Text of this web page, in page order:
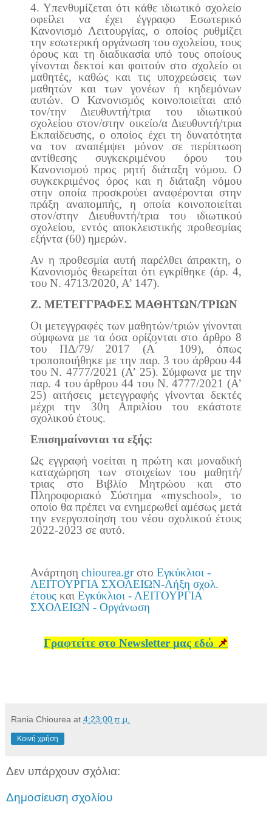
4. Υπενθυμίζεται ότι κάθε ιδιωτικό σχολείο
οφείλει να έχει έγγραφο Εσωτερικό
Κανονισμό Λειτουργίας, ο οποίος ρυθμίζει
την εσωτερική οργάνωση του σχολείου, τους
όρους και τη διαδικασία υπό τους οποίους
γίνονται δεκτοί και φοιτούν στο σχολείο οι
μαθητές, καθώς και τις υποχρεώσεις των
μαθητών και των γονέων ή κηδεμόνων
αυτών. Ο Κανονισμός κοινοποιείται από
τον/την Διευθυντή/τρια του ιδιωτικού
σχολείου στον/στην οικείο/α Διευθυντή/τρια
Εκπαίδευσης, ο οποίος έχει τη δυνατότητα
να τον αναπέμψει μόνον σε περίπτωση
αντίθεσης συγκεκριμένου όρου του
Κανονισμού προς ρητή διάταξη νόμου. Ο
συγκεκριμένος όρος και η διάταξη νόμου
στην οποία προσκρούει αναφέρονται στην
πράξη αναπομπής, η οποία κοινοποιείται
στον/στην Διευθυντή/τρια του ιδιωτικού
σχολείου, εντός αποκλειστικής προθεσμίας
εξήντα (60) ημερών.
Αν η προθεσμία αυτή παρέλθει άπρακτη, ο
Κανονισμός θεωρείται ότι εγκρίθηκε (άρ. 4,
του Ν. 4713/2020, Α’ 147).
Ζ. ΜΕΤΕΓΓΡΑΦΕΣ ΜΑΘΗΤΩΝ/ΤΡΙΩΝ
Οι μετεγγραφές των μαθητών/τριών γίνονται
σύμφωνα με τα όσα ορίζονται στο άρθρο 8
του ΠΔ/79/ 2017 (Α ́ 109), όπως
τροποποιήθηκε με την παρ. 3 του άρθρου 44
του Ν. 4777/2021 (Α’ 25). Σύμφωνα με την
παρ. 4 του άρθρου 44 του Ν. 4777/2021 (Α’
25) αιτήσεις μετεγγραφής γίνονται δεκτές
μέχρι την 30η Απριλίου του εκάστοτε
σχολικού έτους.
Επισημαίνονται τα εξής:
Ως εγγραφή νοείται η πρώτη και μοναδική
καταχώρηση των στοιχείων του μαθητή/
τριας στο Βιβλίο Μητρώου και στο
Πληροφοριακό Σύστημα «myschool», το
οποίο θα πρέπει να ενημερωθεί αμέσως μετά
την ενεργοποίηση του νέου σχολικού έτους
2022-2023 σε αυτό.
Ανάρτηση chiourea.grστο Εγκύκλιοι -
ΛΕΙΤΟΥΡΓΙΑ ΣΧΟΛΕΙΩΝ-Λήξη σχολ.
έτους και Εγκύκλιοι - ΛΕΙΤΟΥΡΓΙΑ
ΣΧΟΛΕΙΩΝ - Οργάνωση
Γραφτείτε στο Newsletter μας εδώ 📌
Rania Chiourea at 4:23:00 π.μ.
Κοινή χρήση
Δεν υπάρχουν σχόλια:
Δημοσίευση σχολίου